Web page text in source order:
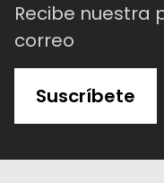
Recibe nuestra
correo
Suscríbete